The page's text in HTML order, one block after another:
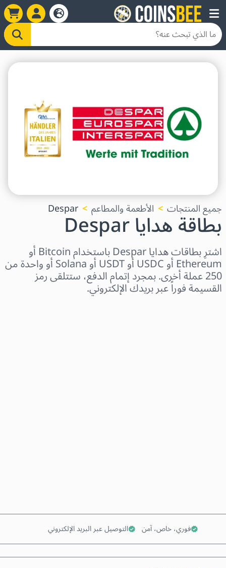
جميع المنتجات الأطعمة والمطاعم Despar بطاقة هدايا Despar
اشترِ بطاقات هدايا Despar باستخدام Bitcoin أو
Ethereum أو USDC أو USDT أو Solana أو واحدة من
250 عملة أخرى. بمجرد إتمام الدفع، ستتلقى رمز
القسيمة فوراً عبر بريدك الإلكتروني.
فوري، خاص، آمن التوصيل عبر البريد الإلكتروني